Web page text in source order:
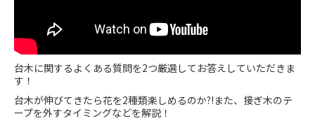
台木に関するよくある質問を2つ厳選してお答えしていただきま
す！
台木が伸びてきたら花を2種類楽しめるのか?!また、接ぎ木のテ
ープを外すタイミングなどを解説！